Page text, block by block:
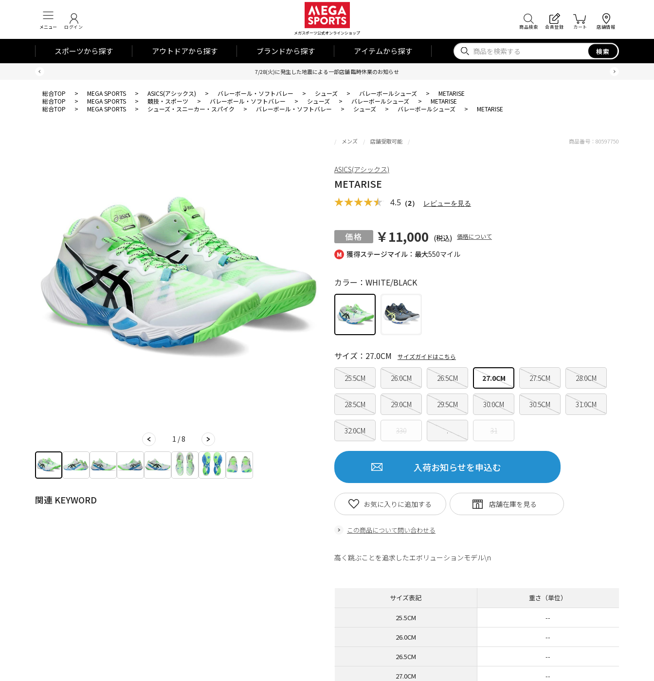
メニュー ログイン
メガスポーツ公式オンラインショップ
商品検索 会員登録 カート 店舗情報
スポーツから探す アウトドアから探す ブランドから探す アイテムから探す 検索
7/28(火)に発生した地震による一部店舗 臨時休業のお知らせ
総合TOP > MEGA SPORTS > ASICS(アシックス) > バレーボール・ソフトバレー > シューズ > バレーボールシューズ >
METARISE
総合TOP
> MEGA SPORTS > 競技・スポーツ > バレーボール・ソフトバレー > シューズ > バレーボールシューズ >
METARISE
総合TOP
> MEGA SPORTS > シューズ・スニーカー・スパイク > バレーボール・ソフトバレー > シューズ > バレーボールシューズ > METARISE
1 / 8
関連 KEYWORD
獲得ステージマイル：最大550マイル
メンズ 店舗受取可能
METARISE
4.5 （2） レビューを見る
￥11,000 (税込) 価格について
カラー：WHITE/BLACK
25.5CM 26.0CM 26.5CM 27.0CM 27.5CM 28.0CM
28.5CM 29.0CM 29.5CM 30.0CM 30.5CM 31.0CM
32.0CM 330 . 31
サイズ：27.0CM サイズガイドはこちら
入荷お知らせを申込む
この商品について問い合わせる
お気に入りに追加する
商品番号： 80597750
ASICS(アシックス)
高く跳ぶことを追求したエボリューションモデル\n
サイズ表記 重さ（単位）
25.5CM --
26.0CM --
26.5CM --
27.0CM --